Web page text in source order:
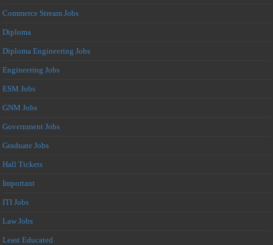
Commerce Stream Jobs
Diploma
Diploma Engineering Jobs
Engineering Jobs
ESM Jobs
GNM Jobs
Government Jobs
Graduate Jobs
Hall Tickets
Important
ITI Jobs
Law Jobs
Least Educated